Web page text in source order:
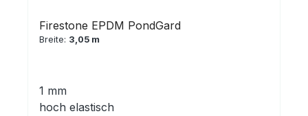
Firestone EPDM PondGard
Breite: 3,05 m
1 mm
hoch elastisch